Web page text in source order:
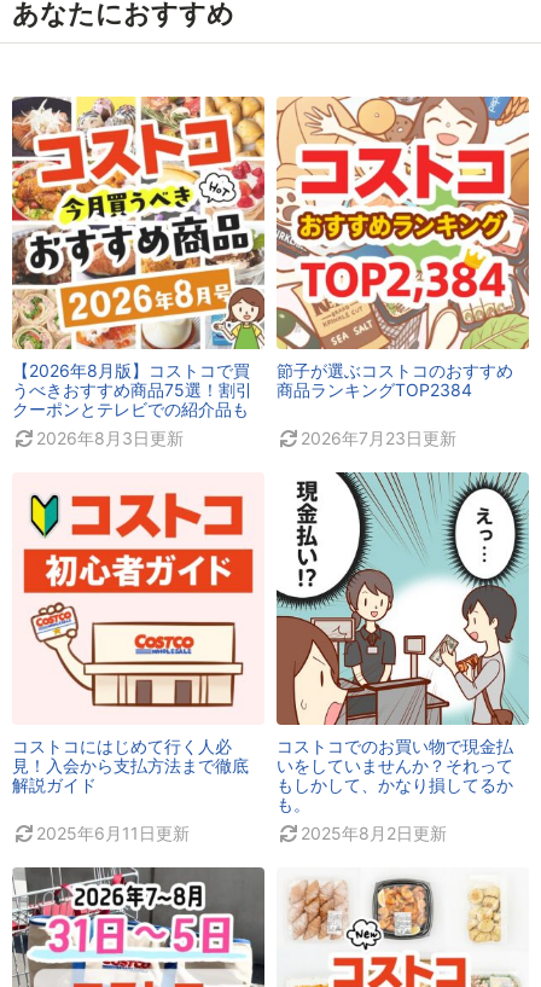
あなたにおすすめ
【2026年8月版】コストコで買
うべきおすすめ商品75選！割引
クーポンとテレビでの紹介品も
2026年8月3日更新
節子が選ぶコストコのおすすめ
商品ランキングTOP2384
2026年7月23日更新
コストコにはじめて行く人必
見！入会から支払方法まで徹底
解説ガイド
2025年6月11日更新
コストコでのお買い物で現金払
いをしていませんか？それって
もしかして、かなり損してるか
も。
2025年8月2日更新